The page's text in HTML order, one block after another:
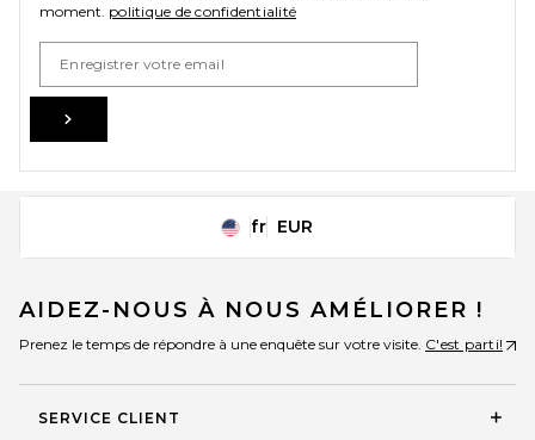
moment. politique de confidentialité
Change Country Regions
fr EUR
AIDEZ-NOUS À NOUS AMÉLIORER !
Prenez le temps de répondre à une enquête sur votre visite. C'est parti!
SERVICE CLIENT